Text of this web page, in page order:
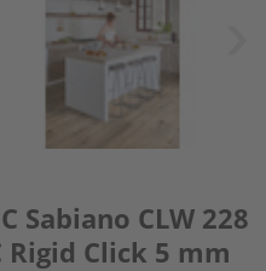
Sabiano CLW 228
Rigid Click 5 mm